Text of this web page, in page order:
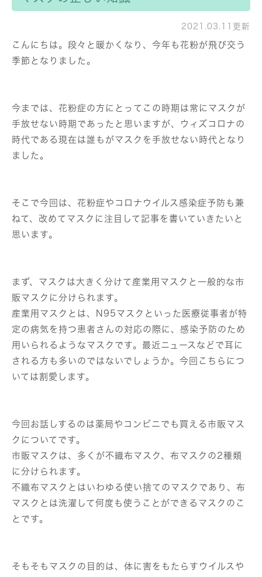
2021.03.11更新
こんにちは。段々と暖かくなり、今年も花粉が飛び交う
季節となりました。
今までは、花粉症の方にとってこの時期は常にマスクが
手放せない時期であったと思いますが、ウィズコロナの
時代である現在は誰もがマスクを手放せない時代となり
ました。
そこで今回は、花粉症やコロナウイルス感染症予防も兼
ねて、改めてマスクに注目して記事を書いていきたいと
思います。
まず、マスクは大きく分けて産業用マスクと一般的な市
販マスクに分けられます。
産業用マスクとは、N95マスクといった医療従事者が特
定の病気を持つ患者さんの対応の際に、感染予防のため
用いられるようなマスクです。最近ニュースなどで耳に
される方も多いのではないでしょうか。今回こちらにつ
いては割愛します。
今回お話しするのは薬局やコンビニでも買える市販マス
クについてです。
市販マスクは、多くが不織布マスク、布マスクの2種類
に分けられます。
不織布マスクとはいわゆる使い捨てのマスクであり、布
マスクとは洗濯して何度も使うことができるマスクのこ
とです。
そもそもマスクの目的は、体に害をもたらすウイルスや